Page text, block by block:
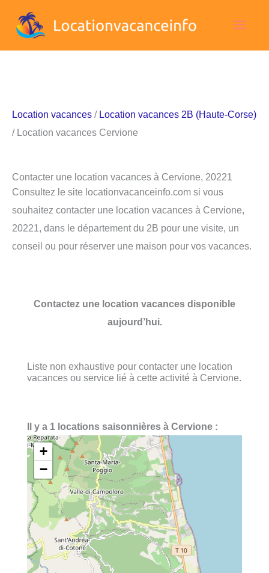
Location vacances / Location vacances 2B (Haute-Corse)
/ Location vacances Cervione
Contacter une location vacances à Cervione, 20221
Consultez le site locationvacanceinfo.com si vous
souhaitez contacter une location vacances à Cervione,
20221, dans le département du 2B pour une visite, un
conseil ou pour réserver une maison pour vos vacances.
Contactez une location vacances disponible
aujourd’hui.
Liste non exhaustive pour contacter une location
vacances ou service lié à cette activité à Cervione.
Il y a 1 locations saisonnières à Cervione :
+
−